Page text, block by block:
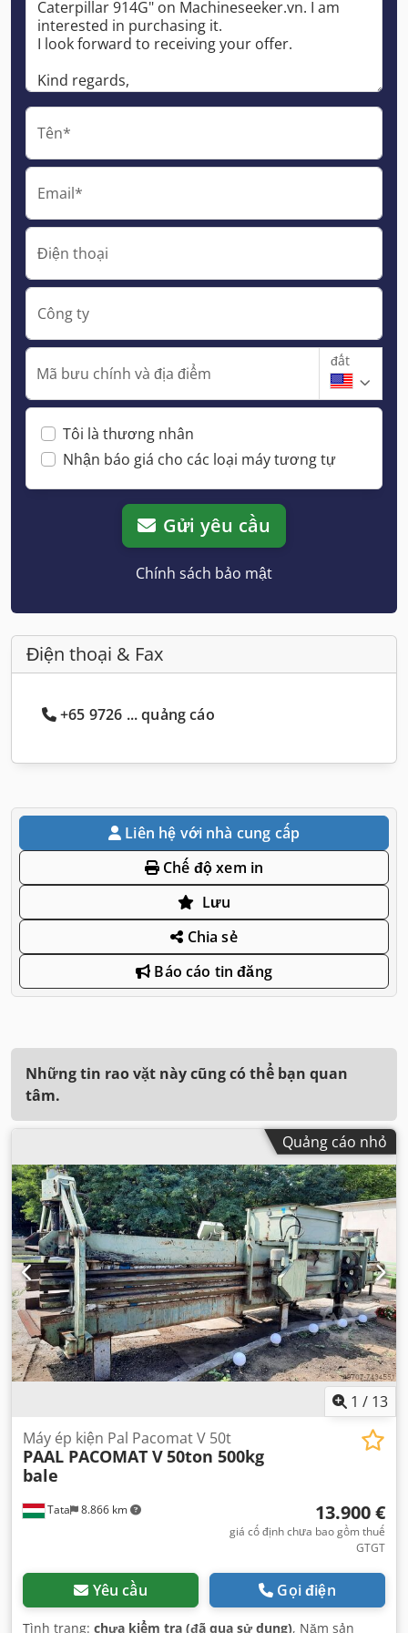
Tên*
Email*
Điện thoại
Công ty
Mã bưu chính và địa điểm
đất
Tôi là thương nhân
Nhận báo giá cho các loại máy tương tự
Gửi yêu cầu
Chính sách bảo mật
Điện thoại & Fax
+65 9726 ... quảng cáo
Liên hệ với nhà cung cấp
Chế độ xem in
Lưu
Chia sẻ
Báo cáo tin đăng
Những tin rao vặt này cũng có thể bạn quan
tâm.
Quảng cáo nhỏ
1 / 13
Tata 8.866 km
Máy ép kiện Pal Pacomat V 50t
PAAL PACOMAT V50ton 500kg
bale
13.900 €
giá cố định chưa bao gồm thuế
GTGT
Yêu cầu Gọi điện
Tình trạng: chưa kiểm tra (đã qua sử dụng), Năm sản